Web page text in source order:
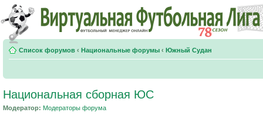
Список форумов ‹ Национальные форумы ‹ Южный Судан
Национальная сборная ЮС
Модератор: Модераторы форума